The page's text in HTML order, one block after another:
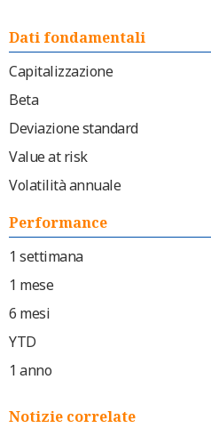
Dati fondamentali
Capitalizzazione
Beta
Deviazione standard
Value at risk
Volatilità annuale
Performance
1 settimana
1 mese
6 mesi
YTD
1 anno
Notizie correlate